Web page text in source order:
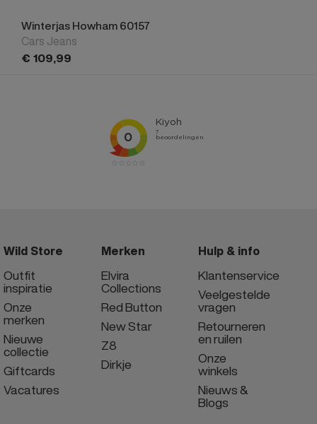
Winterjas Howham 60157
Cars Jeans
€ 109,99
Wild Store
Outfit
inspiratie
Onze
merken
Nieuwe
collectie
Giftcards
Vacatures
Merken
Elvira
Collections
Red Button
New Star
Z8
Dirkje
Hulp & info
Klantenservice
Veelgestelde
vragen
Retourneren
en ruilen
Onze
winkels
Nieuws &
Blogs